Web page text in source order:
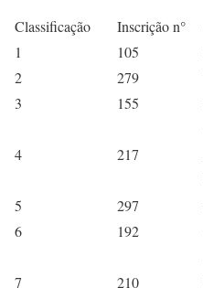
Classificação Inscrição n°
1
105
2
279
3
155
4
217
5
297
6
192
7
210